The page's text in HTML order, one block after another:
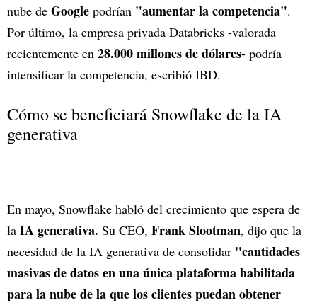
nube de Google podrían "aumentar la competencia".
Por último, la empresa privada Databricks -valorada
recientemente en 28.000 millones de dólares- podría
intensificar la competencia, escribió IBD.
Cómo se beneficiará Snowflake de la IA
generativa
En mayo, Snowflake habló del crecimiento que espera de
la IA generativa. Su CEO, Frank Slootman, dijo que la
necesidad de la IA generativa de consolidar "cantidades
masivas de datos en una única plataforma habilitada
para la nube de la que los clientes puedan obtener